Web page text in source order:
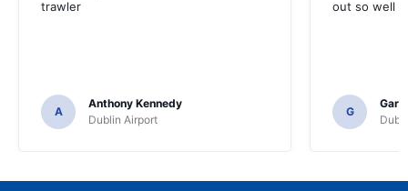
trawler
A
Anthony Kennedy
Dublin Airport
out so well
G
Gary